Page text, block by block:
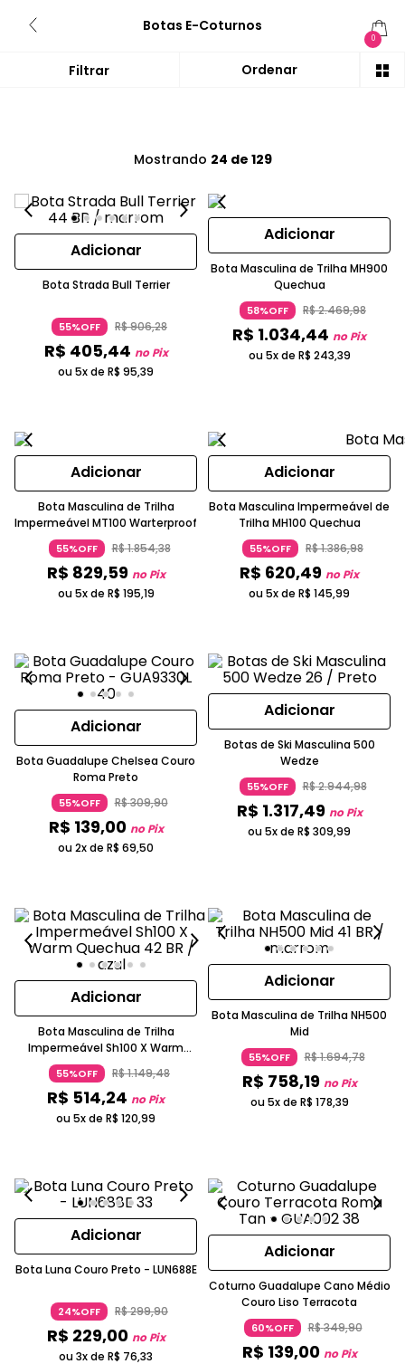
Botas E-Coturnos
0
Mostrando 24 de 129
Adicionar
Bota Strada Bull Terrier
55%OFF R$906,28
R$ 405,44 no Pix
ou 5x de R$ 95,39
Adicionar
Bota Masculina de Trilha MH900
Quechua
58%OFF R$2.469,98
R$ 1.034,44 no Pix
ou 5x de R$ 243,39
Adicionar
Bota Masculina de Trilha
Impermeável MT100 Warterproof
55%OFF R$1.854,38
R$ 829,59 no Pix
ou 5x de R$ 195,19
Adicionar
Bota Masculina Impermeável de
Trilha MH100 Quechua
55%OFF R$1.386,98
R$ 620,49 no Pix
ou 5x de R$ 145,99
Adicionar
Bota Guadalupe Chelsea Couro
Roma Preto
55%OFF R$309,90
R$ 139,00 no Pix
ou 2x de R$ 69,50
Adicionar
Botas de Ski Masculina 500
Wedze
55%OFF R$2.944,98
R$ 1.317,49 no Pix
ou 5x de R$ 309,99
Adicionar
Bota Masculina de Trilha
Impermeável Sh100 X Warm
Quechua
55%OFF R$1.149,48
R$ 514,24 no Pix
ou 5x de R$ 120,99
Adicionar
Bota Masculina de Trilha NH500
Mid
55%OFF R$1.694,78
R$ 758,19 no Pix
ou 5x de R$ 178,39
Adicionar
Bota Luna Couro Preto - LUN688E
24%OFF R$299,90
R$ 229,00 no Pix
ou 3x de R$ 76,33
Adicionar
Coturno Guadalupe Cano Médio
Couro Liso Terracota
60%OFF R$349,90
R$ 139,00 no Pix